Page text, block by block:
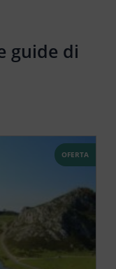
guide di
OFERTA